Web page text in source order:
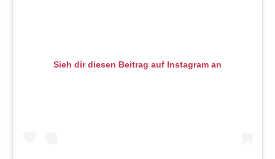
Sieh dir diesen Beitrag auf Instagram an